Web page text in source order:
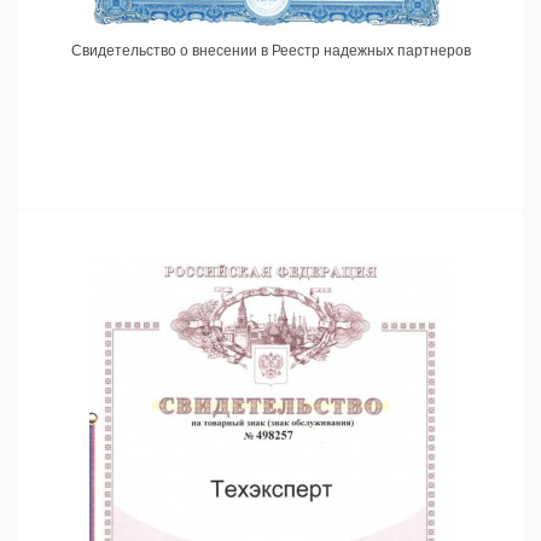
Свидетельство о внесении в Реестр надежных партнеров